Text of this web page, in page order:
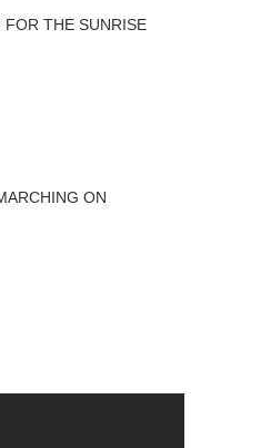
THE SUNRISE
ON